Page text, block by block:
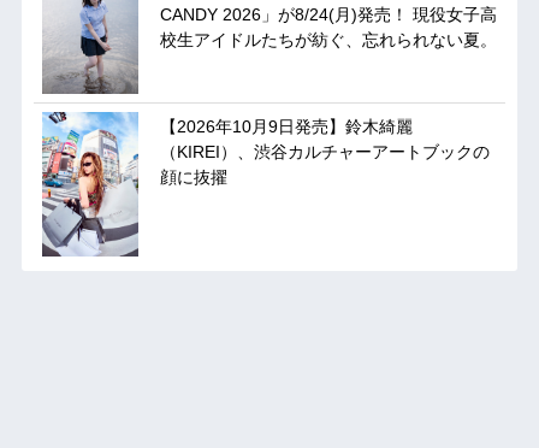
CANDY 2026」が8/24(月)発売！ 現役女子高
校生アイドルたちが紡ぐ、忘れられない夏。
【2026年10月9日発売】鈴木綺麗
（KIREI）、渋谷カルチャーアートブックの
顔に抜擢